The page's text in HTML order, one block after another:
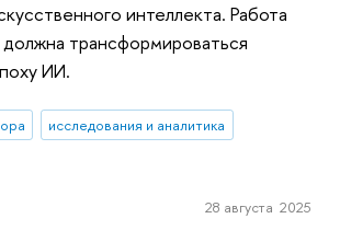
интеллекта. Работа
должна трансформироваться
ИИ.
исследования и аналитика
28 августа 2025